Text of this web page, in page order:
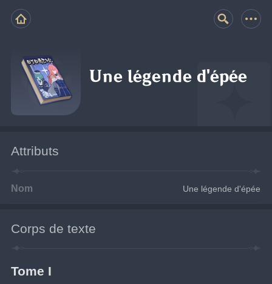
Une légende d'épée
Attributs
Nom Une légende d'épée
Corps de texte
Tome I